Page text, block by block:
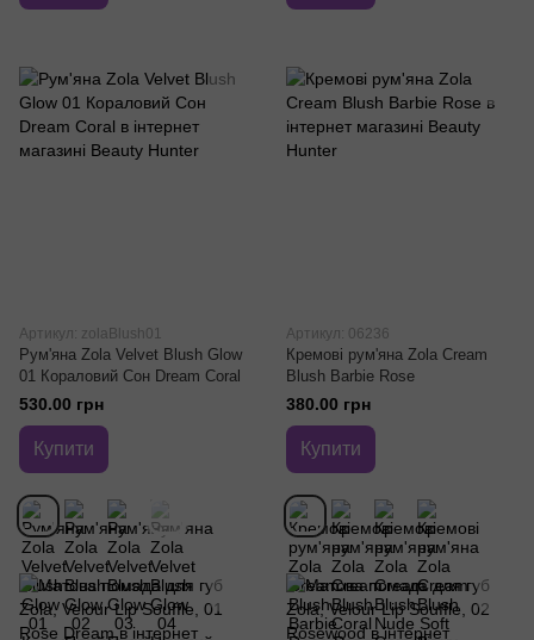
Артикул: zolaBlush01
Рум'яна Zola Velvet Blush Glow
01 Кораловий Сон Dream Coral
530.00 грн
Купити
Артикул: 06236
Кремові рум'яна Zola Cream
Blush Barbie Rose
380.00 грн
Купити